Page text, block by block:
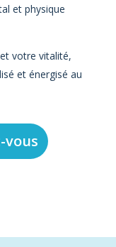
et physique
votre vitalité,
et énergisé au
vous